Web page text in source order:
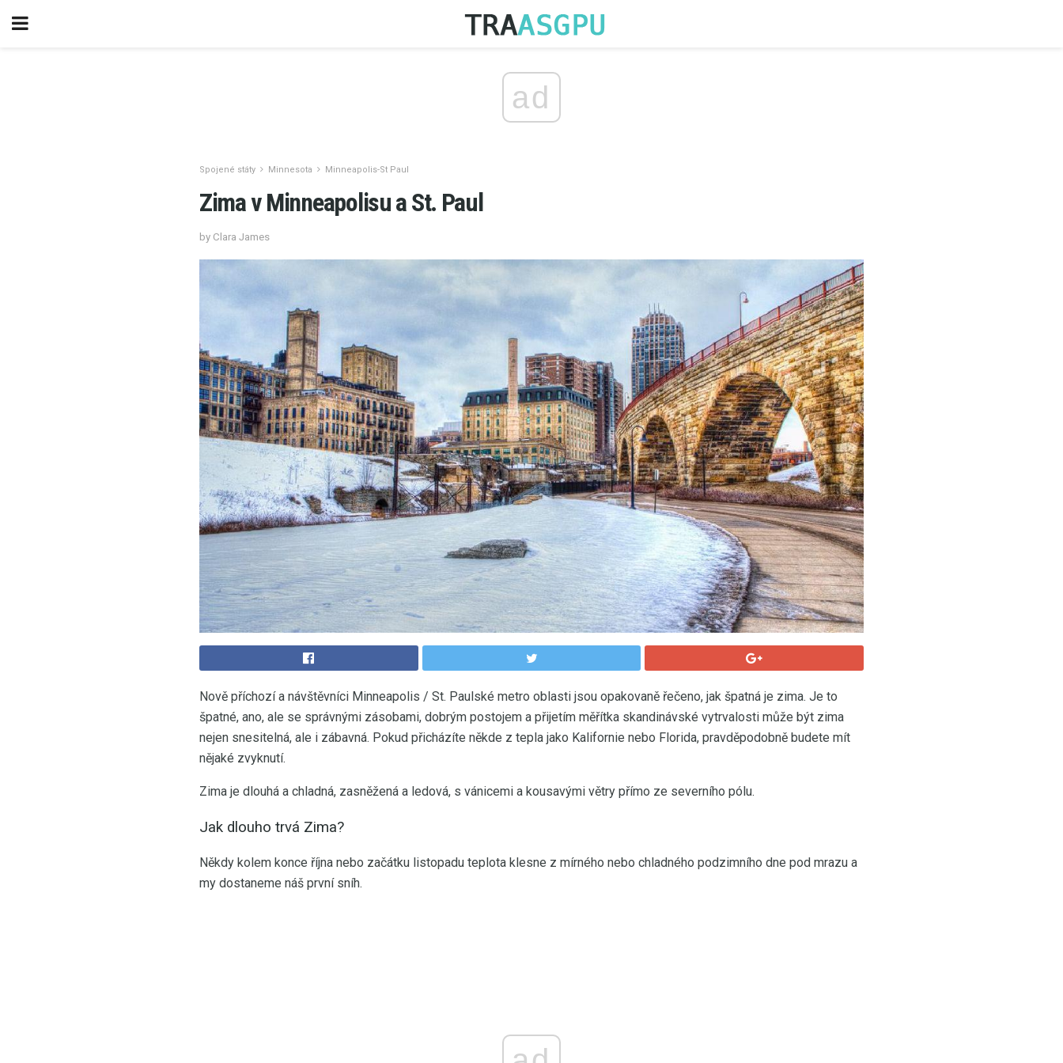
ad
Spojené státy Minnesota Minneapolis-St Paul
Zima v Minneapolisu a St. Paul
by Clara James
Nově příchozí a návštěvníci Minneapolis / St. Paulské metro oblasti jsou opakovaně řečeno, jak špatná je zima. Je to
špatné, ano, ale se správnými zásobami, dobrým postojem a přijetím měřítka skandinávské vytrvalosti může být zima
nejen snesitelná, ale i zábavná. Pokud přicházíte někde z tepla jako Kalifornie nebo Florida, pravděpodobně budete mít
nějaké zvyknutí.
Zima je dlouhá a chladná, zasněžená a ledová, s vánicemi a kousavými větry přímo ze severního pólu.
Jak dlouho trvá Zima?
Někdy kolem konce října nebo začátku listopadu teplota klesne z mírného nebo chladného podzimního dne pod mrazu a
my dostaneme náš první sníh.